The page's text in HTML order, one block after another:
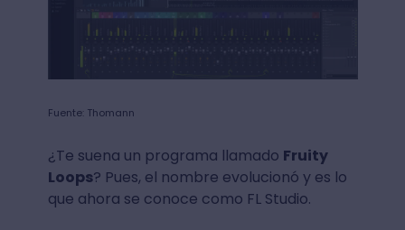
Fuente: Thomann
¿Te suena un programa llamado Fruity
Loops? Pues, el nombre evolucionó y es lo
que ahora se conoce como FL Studio.